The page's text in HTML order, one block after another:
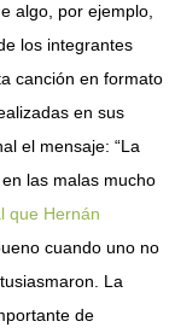
algo, por ejemplo,
los integrantes
canción en formato
en sus
el mensaje: “La
las malas mucho
que Hernán
cuando uno no
La
de